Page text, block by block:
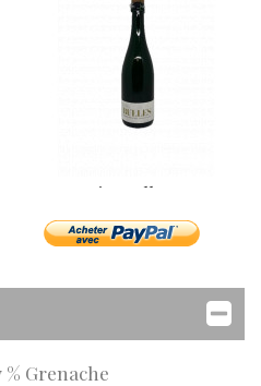
Bio-Bulles...
% Grenache